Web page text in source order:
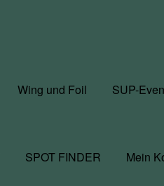
Wing und Foil SUP-
SPOT FINDER Mein